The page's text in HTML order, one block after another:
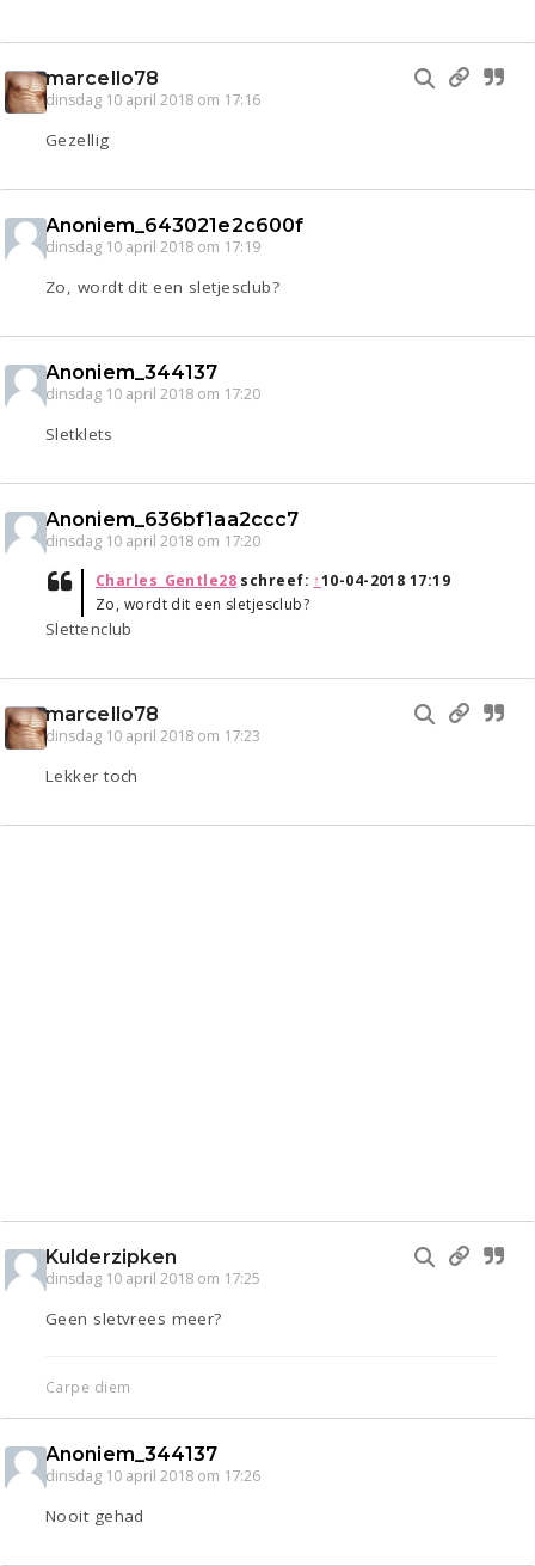
marcello78
dinsdag 10 april 2018 om 17:16
Gezellig
Anoniem_643021e2c600f
dinsdag 10 april 2018 om 17:19
Zo, wordt dit een sletjesclub?
Anoniem_344137
dinsdag 10 april 2018 om 17:20
Sletklets
Anoniem_636bf1aa2ccc7
dinsdag 10 april 2018 om 17:20
Charles_Gentle28 schreef: ↑10-04-2018 17:19
Zo, wordt dit een sletjesclub?
Slettenclub
marcello78
dinsdag 10 april 2018 om 17:23
Lekker toch
Kulderzipken
dinsdag 10 april 2018 om 17:25
Geen sletvrees meer?
Carpe diem
Anoniem_344137
dinsdag 10 april 2018 om 17:26
Nooit gehad